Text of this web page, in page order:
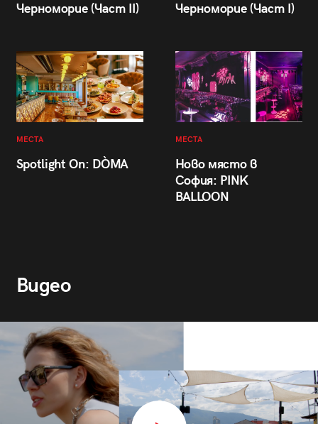
Черноморие (Част II)
Черноморие (Част I)
МЕСТА
Spotlight On: DÒMA
МЕСТА
Ново място в
София: PINK
BALLOON
Видео